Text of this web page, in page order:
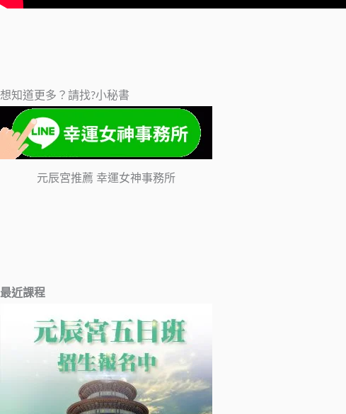
想知道更多？請找?小秘書
元辰宮推薦 幸運女神事務所
最近課程